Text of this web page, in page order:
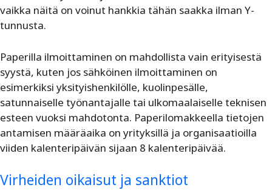
vaikka näitä on voinut hankkia tähän saakka ilman Y-
tunnusta.
Paperilla ilmoittaminen on mahdollista vain erityisestä
syystä, kuten jos sähköinen ilmoittaminen on
esimerkiksi yksityishenkilölle, kuolinpesälle,
satunnaiselle työnantajalle tai ulkomaalaiselle teknisen
esteen vuoksi mahdotonta. Paperilomakkeella tietojen
antamisen määräaika on yrityksillä ja organisaatioilla
viiden kalenteripäivän sijaan 8 kalenteripäivää.
Virheiden oikaisut ja sanktiot